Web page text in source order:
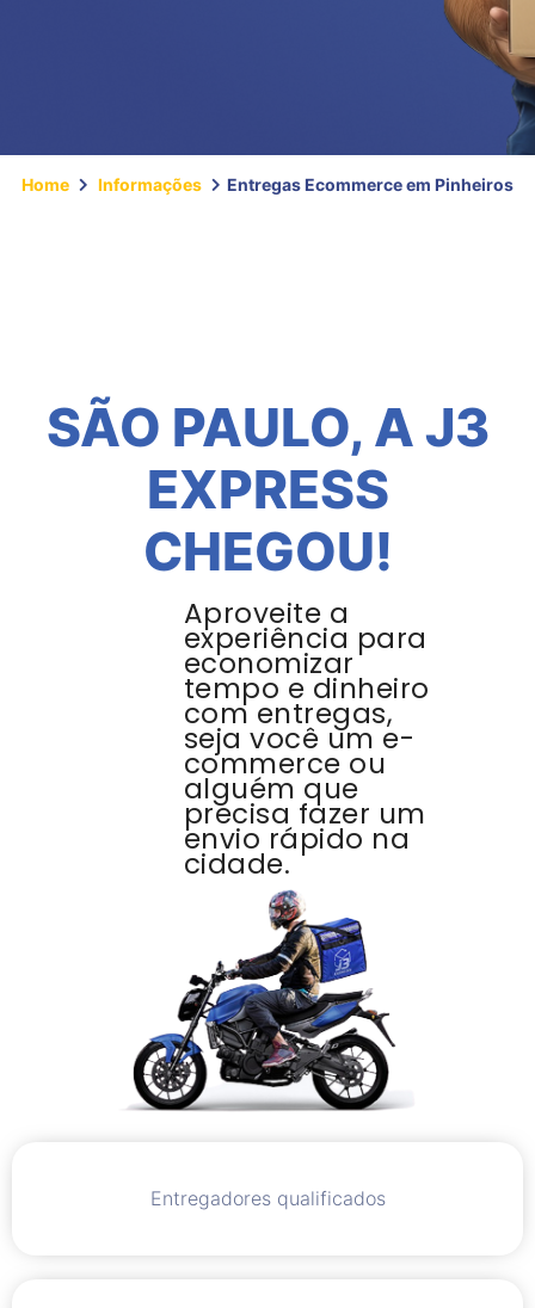
Home Informações Entregas Ecommerce em Pinheiros
SÃO PAULO, A J3
EXPRESS
CHEGOU!
Aproveite a
experiência para
economizar
tempo e dinheiro
com entregas,
seja você um e-
commerce ou
alguém que
precisa fazer um
envio rápido na
cidade.
Entregadores qualificados